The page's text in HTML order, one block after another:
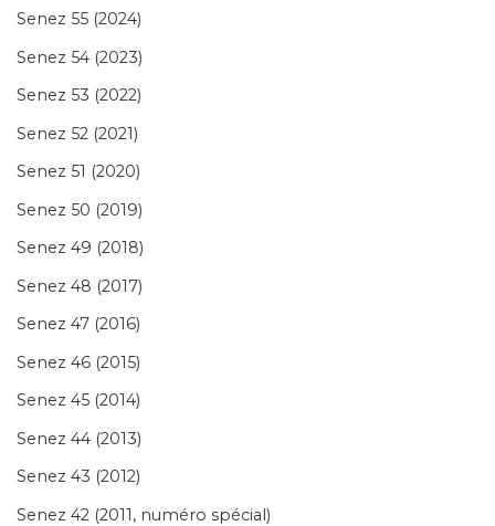
Senez 55 (2024)
Senez 54 (2023)
Senez 53 (2022)
Senez 52 (2021)
Senez 51 (2020)
Senez 50 (2019)
Senez 49 (2018)
Senez 48 (2017)
Senez 47 (2016)
Senez 46 (2015)
Senez 45 (2014)
Senez 44 (2013)
Senez 43 (2012)
Senez 42 (2011, numéro spécial)